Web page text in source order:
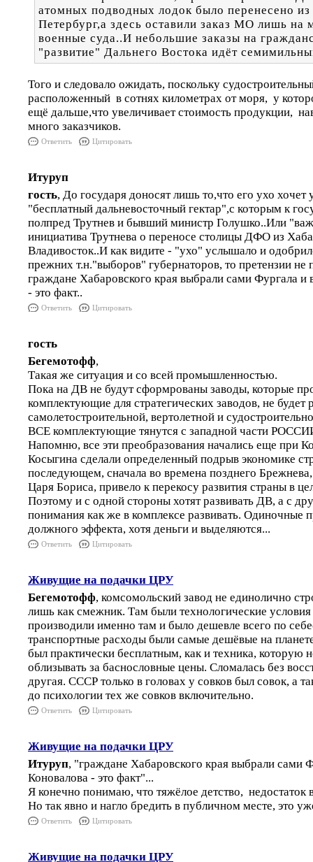
атомных подводных лодок было перенесено
Петербург,а здесь оставили заказ МО лишь на
военные суда..И небольшие заказы на
"развитие" Дальнего Востока идёт
Того и следовало ожидать, поскольку
расположенный в сотнях километрах от моря, у
ещё дальше,что увеличивает стоимость продукции,
много заказчиков.
Ответить Цитировать
Итуруп
гость, До государя доносят лишь то,что его ухо
"бесплатный дальневосточный гектар",с которым к
полпред Трутнев и бывший министр Голушко..Или
инициатива Трутнева о переносе столицы ДФО из
Владивосток..И как видите - "ухо" услышало и
прежних т.н."выборов" губернаторов, то претензии не
граждане Хабаровского края выбрали сами Фургала и
- это факт..
Ответить Цитировать
гость
Бегемотофф,
Такая же ситуация и со всей промышленностью.
Пока на ДВ не будут сформрованы заводы, которые
комплектующие для стратегических заводов, не будет
самолетостроительной, вертолетной и
ВСЕ комплектующие тянутся с западной части
Напомню, все эти преобразования начались еще при
Косыгина сделали определенный подрыв экономике
последующем, сначала во времена позднего Брежнева,
Царя Бориса, привело к перекосу развития страны в
Поэтому и с одной стороны хотят развивать ДВ, а с
понимания как же в комплексе развивать. Одиночные
должного эффекта, хотя деньги и выделяются...
Ответить Цитировать
Живущие на подачки ЦРУ
Бегемотофф, комсомольский завод не единолично
лишь как смежник. Там были технологические
производили именно там и было дешевле всего по
транспортные расходы были самые дешёвые на
был практически бесплатным, как и техника, которую
облизывать за баснословные цены. Сломалась без
другая. СССР только в головах у совков был совок, а
до психологии тех же совков включительно.
Ответить Цитировать
Живущие на подачки ЦРУ
Итуруп, "граждане Хабаровского края выбрали сами
Коновалова - это факт"...
Я конечно понимаю, что тяжёлое детство, недостаток
Но так явно и нагло бредить в публичном месте, это
Ответить Цитировать
Живущие на подачки ЦРУ